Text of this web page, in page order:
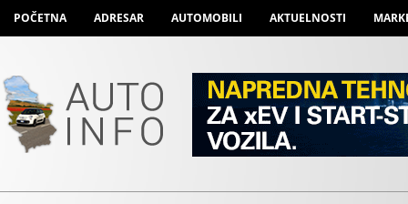
POČETNA ADRESAR AUTOMOBILI AKTUELNOSTI